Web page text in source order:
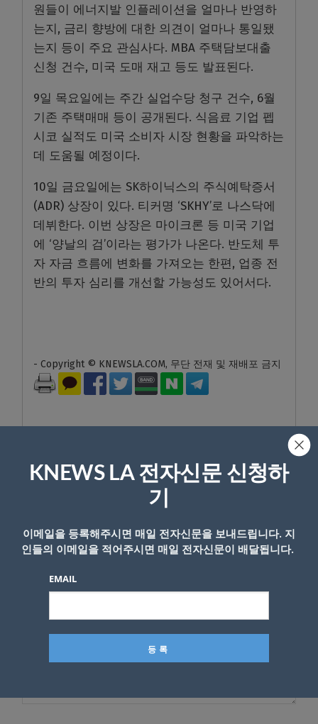
원들이 에너지발 인플레이션을 얼마나 반영하
는지, 금리 향방에 대한 의견이 얼마나 통일됐
는지 등이 주요 관심사다. MBA 주택담보대출
신청 건수, 미국 도매 재고 등도 발표된다.
9일 목요일에는 주간 실업수당 청구 건수, 6월
기존 주택매매 등이 공개된다. 식음료 기업 펩
시코 실적도 미국 소비자 시장 현황을 파악하는
데 도움될 예정이다.
10일 금요일에는 SK하이닉스의 주식예탁증서
(ADR) 상장이 있다. 티커명 ‘SKHY’로 나스닥에
데뷔한다. 이번 상장은 마이크론 등 미국 기업
에 ‘양날의 검’이라는 평가가 나온다. 반도체 투
자 자금 흐름에 변화를 가져오는 한편, 업종 전
반의 투자 심리를 개선할 가능성도 있어서다.
- Copyright © KNEWSLA.COM, 무단 전재 및 재배포 금지
답글 남기기
이메일 주소는 공개되지 않습니다.
댓글*
KNEWS LA 전자신문 신청하
기
이메일을 등록해주시면 매일 전자신문을 보내드립니다. 지
인들의 이메일을 적어주시면 매일 전자신문이 배달됩니다.
EMAIL